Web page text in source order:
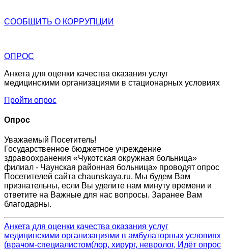
СООБЩИТЬ О КОРРУПЦИИ
ОПРОС
Анкета для оценки качества оказания услуг
медицинскими организациями в стационарных условиях
Пройти опрос
Опрос
Уважаемый Посетитель!
Государственное бюджетное учреждение
здравоохранения «Чукотская окружная больница»
филиал - Чаунская районная больница» проводят опрос
Посетителей сайта chaunskaya.ru. Мы будем Вам
признательны, если Вы уделите нам минуту времени и
ответите на Важные для нас вопросы. Заранее Вам
благодарны.
Анкета для оценки качества оказания услуг
медицинскими организациями в амбулаторных условиях
(врачом-специалистом(лор, хирург, невролог, Идёт опрос